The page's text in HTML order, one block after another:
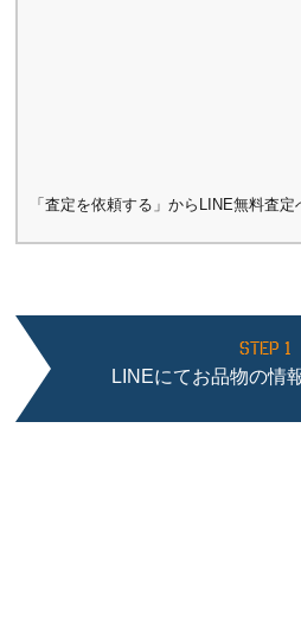
「査定を依頼する」からLINE無料査
STEP 1
LINEにてお品物の情